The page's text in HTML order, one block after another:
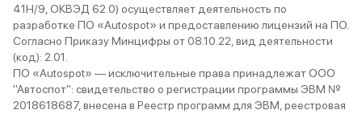
41Н/9, ОКВЭД 62.0) осуществляет деятельность по
разработке ПО «Autospot» и предоставлению лицензий на ПО.
Согласно Приказу Минцифры от 08.10.22, вид деятельности
(код): 2.01.
ПО «Autospot» — исключительные права принадлежат ООО
"Автоспот": свидетельство о регистрации программы ЭВМ №
2018618687, внесена в Реестр программ для ЭВМ, реестровая